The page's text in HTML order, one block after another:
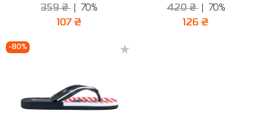
359 ₴ 70%
107 ₴
420 ₴ 70%
126 ₴
-80%